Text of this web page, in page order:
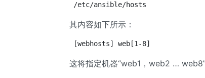
/etc/ansible/hosts
其内容如下所示：
[webhosts] web[1-8]
这将指定机器“web1，web2 …